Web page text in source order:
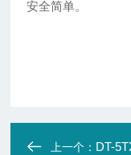
安全简单。
上一个： DT-